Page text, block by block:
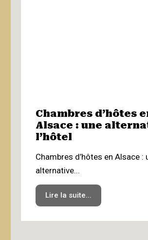
Chambres d’hôtes
Alsace : une
l’hôtel
Chambres d’hôtes en Alsace :
alternative...
Lire la suite...